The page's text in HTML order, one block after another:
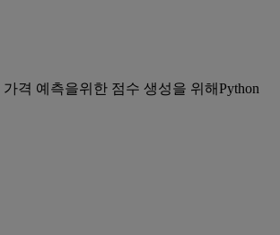
격 예측을위한 점수 생성을 위해Python